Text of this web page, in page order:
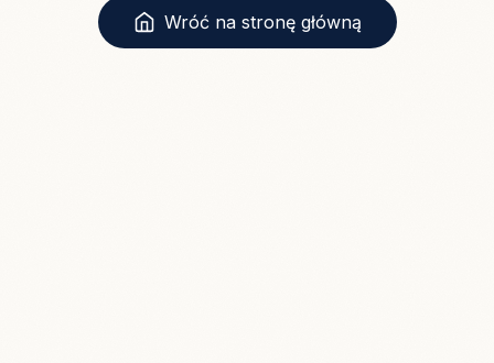
Wróć na stronę główną